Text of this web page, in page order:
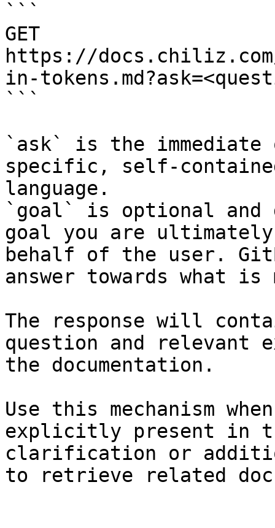
```
GET
https://
in-
```
`ask` is the
specific, self-
language.
`goal` is optional and
goal you are
behalf of the user.
answer towards what
The response will
question and relevant
the documentation.
Use this mechanism
explicitly present in
clarification or